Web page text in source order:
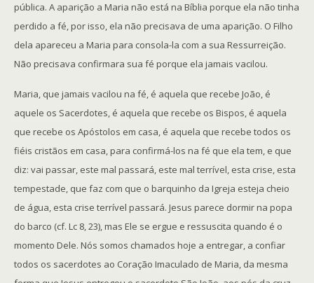
pública. A aparição a Maria não está na Bíblia porque ela não tinha
perdido a fé, por isso, ela não precisava de uma aparição. O Filho
dela apareceu a Maria para consola-la com a sua Ressurreição.
Não precisava confirmara sua fé porque ela jamais vacilou.
Maria, que jamais vacilou na fé, é aquela que recebe João, é
aquele os Sacerdotes, é aquela que recebe os Bispos, é aquela
que recebe os Apóstolos em casa, é aquela que recebe todos os
fiéis cristãos em casa, para confirmá-los na fé que ela tem, e que
diz: vai passar, este mal passará, este mal terrível, esta crise, esta
tempestade, que faz com que o barquinho da Igreja esteja cheio
de água, esta crise terrível passará. Jesus parece dormir na popa
do barco (cf. Lc 8, 23), mas Ele se ergue e ressuscita quando é o
momento Dele. Nós somos chamados hoje a entregar, a confiar
todos os sacerdotes ao Coração Imaculado de Maria, da mesma